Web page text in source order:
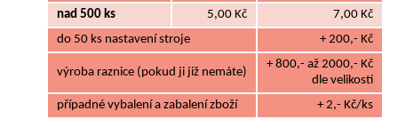
nad 500 ks
5,00 Kč
7,00 Kč
do 50 ks nastavení stroje
+ 200,- Kč
výroba raznice (pokud ji již nemáte)
+ 800,- až 2000,- Kč
dle velikosti
případné vybalení a zabalení zboží
+ 2,- Kč/ks